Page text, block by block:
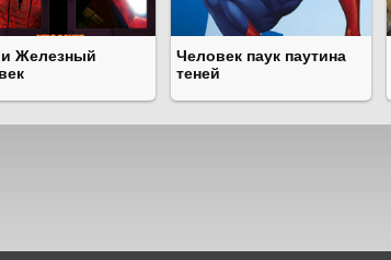
и Железный
Человек паук паутина
теней